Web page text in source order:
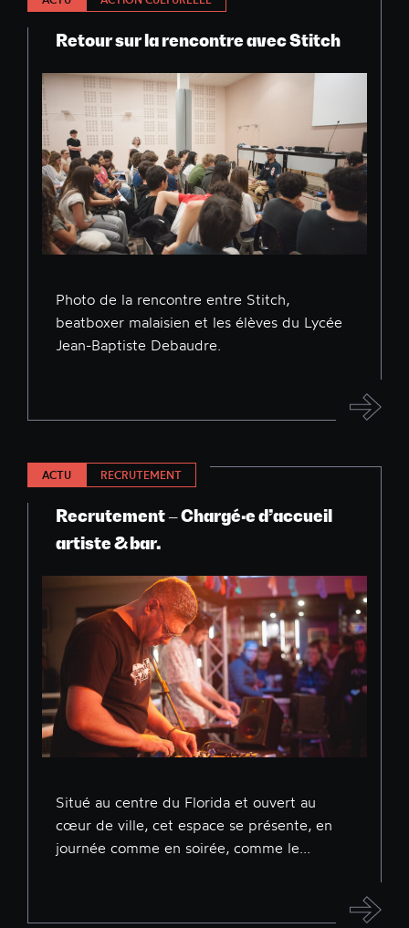
Retour sur la rencontre avec Stitch
Photo de la rencontre entre Stitch,
beatboxer malaisien et les élèves du Lycée
Jean-Baptiste Debaudre.
ACTU RECRUTEMENT
Recrutement – Chargé·e d’accueil
artiste & bar.
Situé au centre du Florida et ouvert au
cœur de ville, cet espace se présente, en
journée comme en soirée, comme le...